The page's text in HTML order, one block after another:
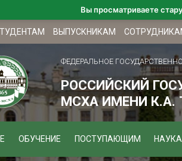
ВЫПУСКНИКАМ
ФЕДЕРАЛЬНОЕ
РОССИЙСКИЙ
МСХА ИМЕНИ К.А.
ОБУЧЕНИЕ ПОСТУПАЮЩИМ
Вы просматриваете